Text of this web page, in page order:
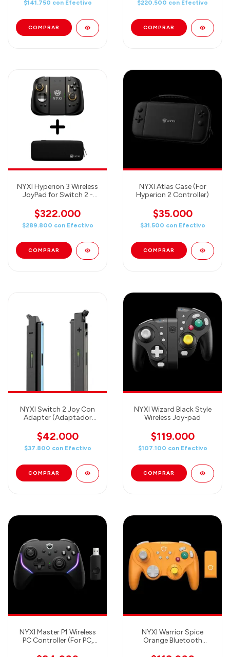
$141.750 con Efectivo $220.500 con Efectivo
NYXI Hyperion 3 Wireless
JoyPad for Switch 2 -
Case (CONTROL +
ESTUCHE)
$322.000
$289.800 con Efectivo
NYXI Atlas Case (For
Hyperion 2 Controller)
$35.000
$31.500 con Efectivo
NYXI Switch 2 Joy Con
Adapter (Adaptador
Switch 1 en Switch 2!)
$42.000
$37.800 con Efectivo
NYXI Wizard Black Style
Wireless Joy-pad
$119.000
$107.100 con Efectivo
NYXI Master P1 Wireless
PC Controller (For PC,
NYXI Warrior Spice
Orange Bluetooth